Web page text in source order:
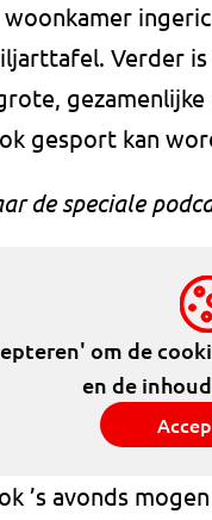
Verder
gesport kan
de speciale
om de
en de
’s avonds